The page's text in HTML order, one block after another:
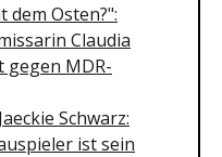
dem Osten?":
Claudia
MDR-
Schwarz:
ist sein